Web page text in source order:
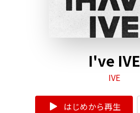
I've IVE
IVE
はじめから再生